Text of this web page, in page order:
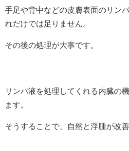
手足や背中などの皮膚表面のリン
れだけでは足りません。
その後の処理が大事です。
リンパ液を処理してくれる内臓の
ます。
そうすることで、自然と浮腫が改